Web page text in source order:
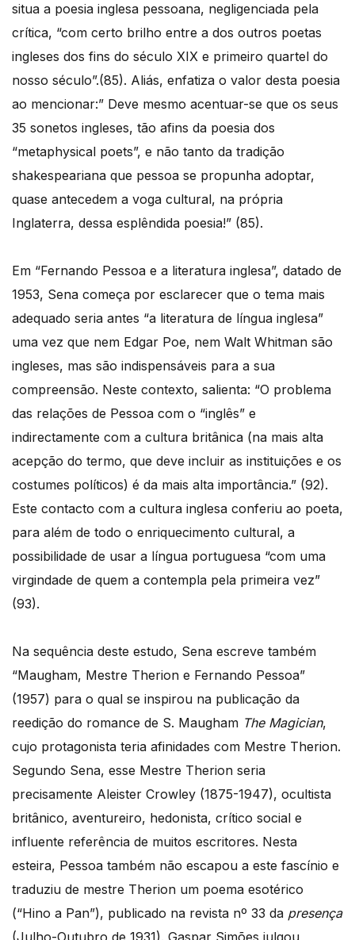
situa a poesia inglesa pessoana, negligenciada pela
crítica, “com certo brilho entre a dos outros poetas
ingleses dos fins do século XIX e primeiro quartel do
nosso século”.(85). Aliás, enfatiza o valor desta poesia
ao mencionar:” Deve mesmo acentuar-se que os seus
35 sonetos ingleses, tão afins da poesia dos
“metaphysical poets”, e não tanto da tradição
shakespeariana que pessoa se propunha adoptar,
quase antecedem a voga cultural, na própria
Inglaterra, dessa esplêndida poesia!” (85).
Em “Fernando Pessoa e a literatura inglesa”, datado de
1953, Sena começa por esclarecer que o tema mais
adequado seria antes “a literatura de língua inglesa”
uma vez que nem Edgar Poe, nem Walt Whitman são
ingleses, mas são indispensáveis para a sua
compreensão. Neste contexto, salienta: “O problema
das relações de Pessoa com o “inglês” e
indirectamente com a cultura britânica (na mais alta
acepção do termo, que deve incluir as instituições e os
costumes políticos) é da mais alta importância.” (92).
Este contacto com a cultura inglesa conferiu ao poeta,
para além de todo o enriquecimento cultural, a
possibilidade de usar a língua portuguesa “com uma
virgindade de quem a contempla pela primeira vez”
(93).
Na sequência deste estudo, Sena escreve também
“Maugham, Mestre Therion e Fernando Pessoa”
(1957) para o qual se inspirou na publicação da
reedição do romance de S. Maugham The Magician,
cujo protagonista teria afinidades com Mestre Therion.
Segundo Sena, esse Mestre Therion seria
precisamente Aleister Crowley (1875-1947), ocultista
britânico, aventureiro, hedonista, crítico social e
influente referência de muitos escritores. Nesta
esteira, Pessoa também não escapou a este fascínio e
traduziu de mestre Therion um poema esotérico
(“Hino a Pan”), publicado na revista nº 33 da presença
(Julho-Outubro de 1931). Gaspar Simões julgou,